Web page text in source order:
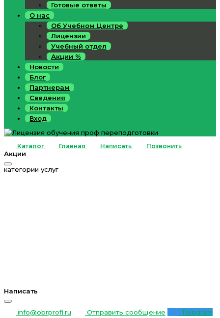
Готовые ответы
О нас
Об Учебном Центре
Лицензии
Учебный отдел
Акции %
Новости
Блог
Партнерам
Сведения
Контакты
Вход
Каталог Главная Написать Позвонить
Акции
категории услуг
Написать
info@obrprofi.ru Отправить сообщение Telegram